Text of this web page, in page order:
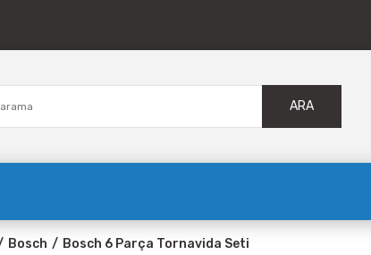
ARA
Bosch Bosch 6 Parça Tornavida Seti